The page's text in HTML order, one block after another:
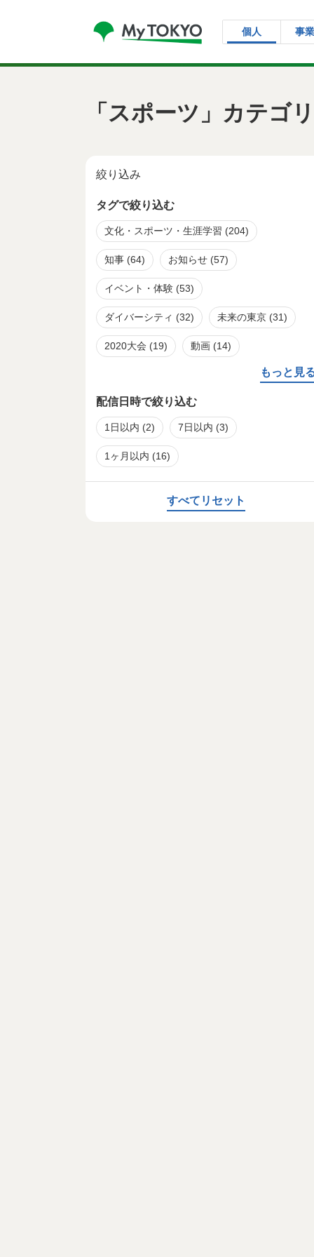
個人 事
「スポーツ」カテゴ
絞り込み
タグで絞り込む
文化・スポーツ・生涯学習 (204)
知事 (64) お知らせ (57)
イベント・体験 (53)
ダイバーシティ (32) 未来の東京 (31)
2020大会 (19) 動画 (14)
もっと見
配信日時で絞り込む
1日以内 (2) 7日以内 (3)
1ヶ月以内 (16)
すべてリセット